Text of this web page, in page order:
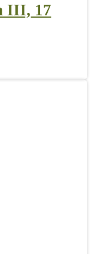
III, 17